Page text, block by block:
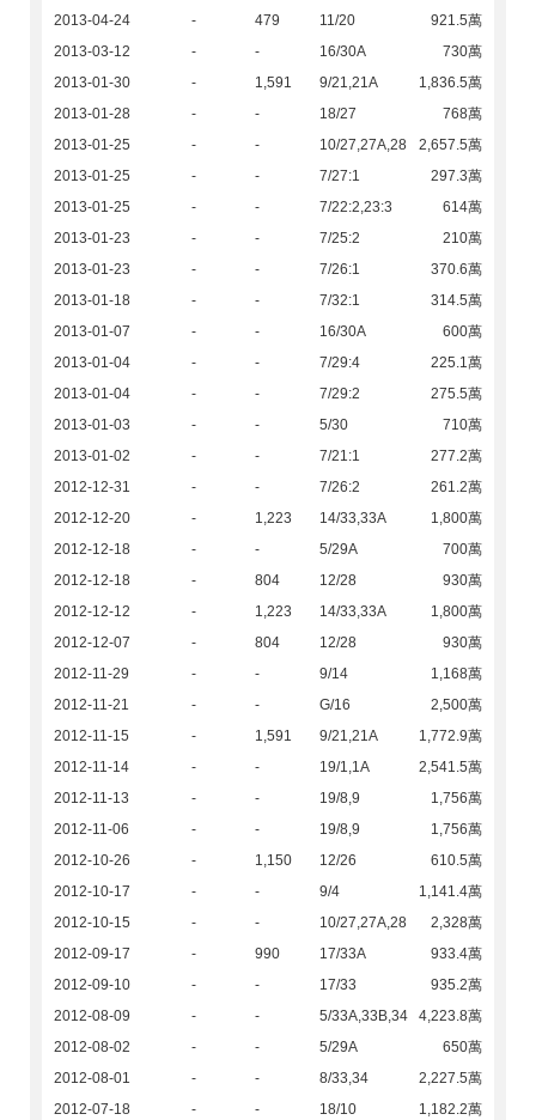
2013-04-24
- 479 11/20
921.5萬
2013-03-12
- - 16/30A
730萬
2013-01-30
- 1,591 9/21,21A
1,836.5萬
2013-01-28
- - 18/27
768萬
2013-01-25
- - 10/27,27A,28
2,657.5萬
2013-01-25
- - 7/27:1
297.3萬
2013-01-25
- - 7/22:2,23:3
614萬
2013-01-23
- - 7/25:2
210萬
2013-01-23
- - 7/26:1
370.6萬
2013-01-18
- - 7/32:1
314.5萬
2013-01-07
- - 16/30A
600萬
2013-01-04
- - 7/29:4
225.1萬
2013-01-04
- - 7/29:2
275.5萬
2013-01-03
- - 5/30
710萬
2013-01-02
- - 7/21:1
277.2萬
2012-12-31
- - 7/26:2
261.2萬
2012-12-20
- 1,223 14/33,33A
1,800萬
2012-12-18
- - 5/29A
700萬
2012-12-18
- 804 12/28
930萬
2012-12-12
- 1,223 14/33,33A
1,800萬
2012-12-07
- 804 12/28
930萬
2012-11-29
- - 9/14
1,168萬
2012-11-21
- - G/16
2,500萬
2012-11-15
- 1,591 9/21,21A
1,772.9萬
2012-11-14
- - 19/1,1A
2,541.5萬
2012-11-13
- - 19/8,9
1,756萬
2012-11-06
- - 19/8,9
1,756萬
2012-10-26
- 1,150 12/26
610.5萬
2012-10-17
- - 9/4
1,141.4萬
2012-10-15
- - 10/27,27A,28
2,328萬
2012-09-17
- 990 17/33A
933.4萬
2012-09-10
- - 17/33
935.2萬
2012-08-09
- - 5/33A,33B,34
4,223.8萬
2012-08-02
- - 5/29A
650萬
2012-08-01
- - 8/33,34
2,227.5萬
2012-07-18
- - 18/10
1,182.2萬